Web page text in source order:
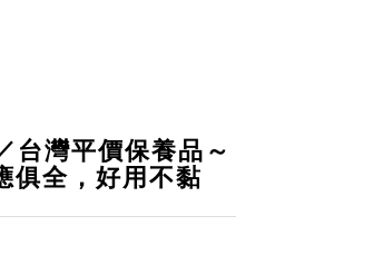
台灣平價保養品～
俱全，好用不黏